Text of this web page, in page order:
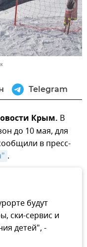
Telegram
Крым. В
до 10 мая, для
в пресс-
.
будут
ски-сервис и
детей", -